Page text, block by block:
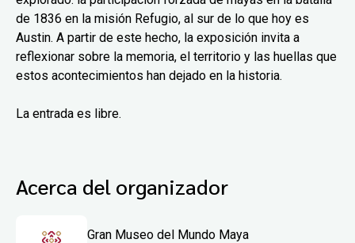
de 1836 en la misión Refugio, al sur de lo que hoy es
Austin. A partir de este hecho, la exposición invita a
reflexionar sobre la memoria, el territorio y las huellas que
estos acontecimientos han dejado en la historia.
La entrada es libre.
Acerca del organizador
Gran Museo del Mundo Maya